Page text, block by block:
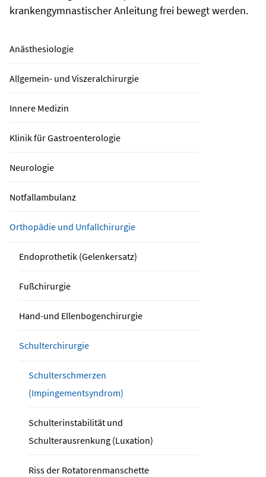
Anästhesiologie
Allgemein- und Viszeralchirurgie
Innere Medizin
Klinik für Gastroenterologie
Neurologie
Notfallambulanz
Orthopädie und Unfallchirurgie
Endoprothetik (Gelenkersatz)
Fußchirurgie
Hand-und Ellenbogenchirurgie
Schulterchirurgie
Schulterschmerzen
(Impingementsyndrom)
Schulterinstabilität und
Schulterausrenkung (Luxation)
Riss der Rotatorenmanschette
krankengymnastischer Anleitung frei bewegt werden.